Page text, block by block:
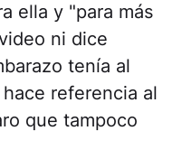
ella y "para más
ni dice
tenía al
referencia al
que tampoco